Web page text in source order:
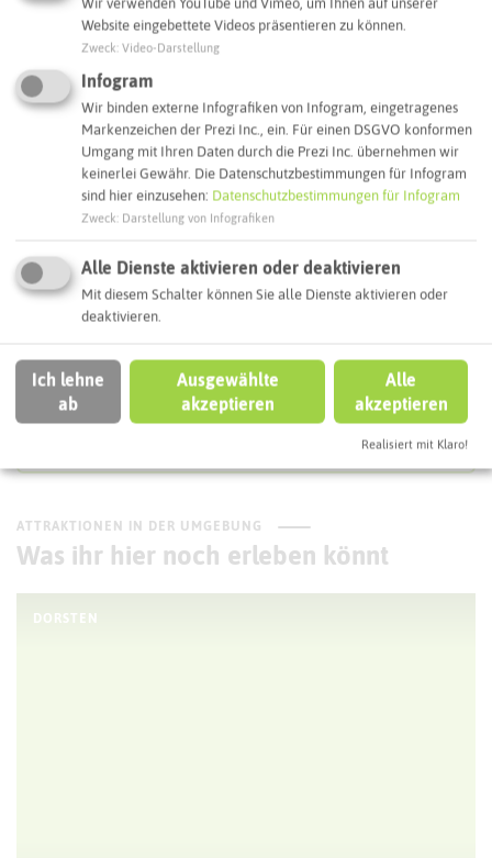
Adresse:
Biologische Station Kreis Recklinghausen
Im Höltken 11
46286 Dorsten
Webseite
Interaktive Karte
Routenplanung zum Ziel:
ÖPNV-Route finden
ATTRAKTIONEN IN DER UMGEBUNG
Was ihr hier noch erleben könnt
DORSTEN
Wir verwenden YouTube und Vimeo, um Ihnen auf unserer
Website eingebettete Videos präsentieren zu können.
Zweck Video-Darstellung
Infogram
Wir binden externe Infografiken von Infogram, eingetragenes
Markenzeichen der Prezi Inc., ein. Für einen DSGVO konformen
Umgang mit Ihren Daten durch die Prezi Inc. übernehmen wir
keinerlei Gewähr. Die Datenschutzbestimmungen für Infogram
sind hier einzusehen: Datenschutzbestimmungen für Infogram
Zweck Darstellung von Infografiken
Alle Dienste aktivieren oder deaktivieren
Mit diesem Schalter können Sie alle Dienste aktivieren oder
deaktivieren.
Ich lehne
ab
Ausgewählte
akzeptieren
Alle
akzeptieren
Realisiert mit Klaro!